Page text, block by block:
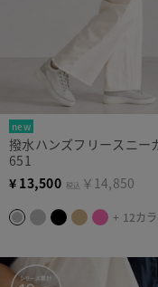
new
撥水ハンズフリースニー
651
¥ 13,500 税込 ￥14,850
+ 12カ